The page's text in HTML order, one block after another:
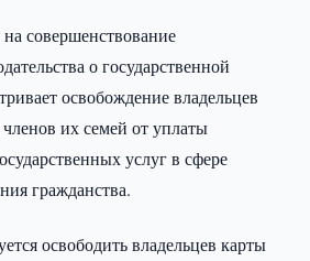
совершенствование
о государственной
освобождение владельцев
их семей от уплаты
услуг в сфере
гражданства.
освободить владельцев карты